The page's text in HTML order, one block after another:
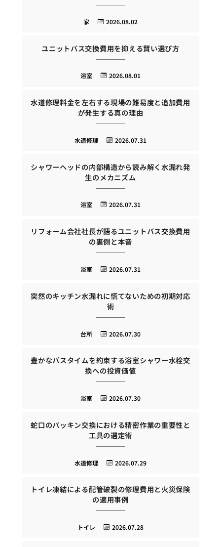
2026.08.02
家
ユニットバス交換費用を抑える賢い選び方
2026.08.01
浴室
水道修理料金を左右する現場の難易度と追加費用
が発生する真の理由
2026.07.31
水道修理
シャワーヘッドの内部構造から読み解く水漏れ発
生のメカニズム
2026.07.31
浴室
リフォーム会社社長が語るユニットバス交換費用
の裏側と本音
2026.07.31
浴室
突然のキッチン水漏れに慌てないための初期対応
術
2026.07.30
台所
豊かなバスタイムを約束する浴室シャワー水栓交
換への投資価値
2026.07.30
浴室
蛇口のパッキン交換における精密作業の重要性と
工具の選定術
2026.07.29
水道修理
トイレ凍結による配管破裂の修理費用と火災保険
の適用事例
2026.07.28
トイレ